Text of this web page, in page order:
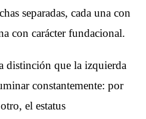
separadas, cada una con
con carácter fundacional.
distinción que la izquierda
constantemente: por
el estatus